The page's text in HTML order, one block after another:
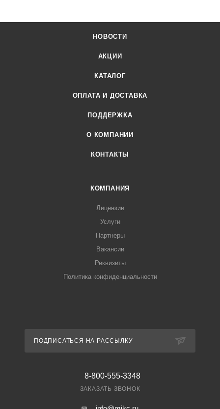
НОВОСТИ
АКЦИИ
КАТАЛОГ
ОПЛАТА И ДОСТАВКА
ПОДДЕРЖКА
О КОМПАНИИ
КОНТАКТЫ
КОМПАНИЯ
Лицензии
Услуги
Партнеры
Вакансии
Реквизиты
Политика конфиденциальности
ПОДПИСАТЬСЯ НА РАССЫЛКУ
8-800-555-3348
ЗАКАЗАТЬ ЗВОНОК